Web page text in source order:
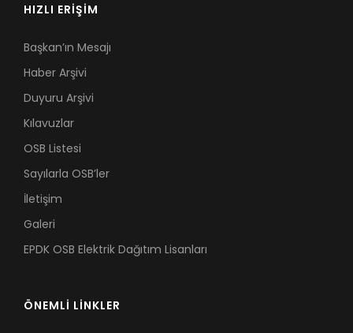
HIZLI ERİŞİM
Başkan’ın Mesajı
Haber Arşivi
Duyuru Arşivi
Kılavuzlar
OSB Listesi
Sayılarla OSB’ler
İletişim
Galeri
EPDK OSB Elektrik Dağıtım Lisanları
ÖNEMLİ LİNKLER